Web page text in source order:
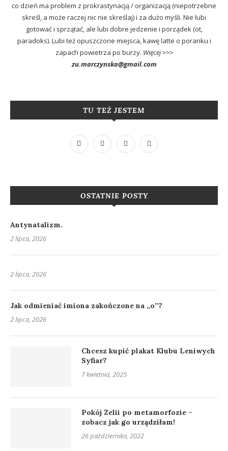
co dzień ma problem z prokrastynacją / organizacją (niepotrzebne
skreśl, a może raczej nic nie skreślaj) i za dużo myśli. Nie lubi
gotować i sprzątać, ale lubi dobre jedzenie i porządek (ot,
paradoks). Lubi też opuszczone miejsca, kawę latte o poranku i
zapach powietrza po burzy. Więcej >>>
zu.marczynska@gmail.com
TU TEŻ JESTEM
OSTATNIE POSTY
Antynatalizm.
2 lipca, 2026
2 lipca, 2026
Jak odmieniać imiona zakończone na „o”?
2 lipca, 2026
Chcesz kupić plakat Klubu Leniwych
Syfiar?
7 kwietnia, 2025
Pokój Zelii po metamorfozie –
zobacz jak go urządziłam!
26 października, 2022